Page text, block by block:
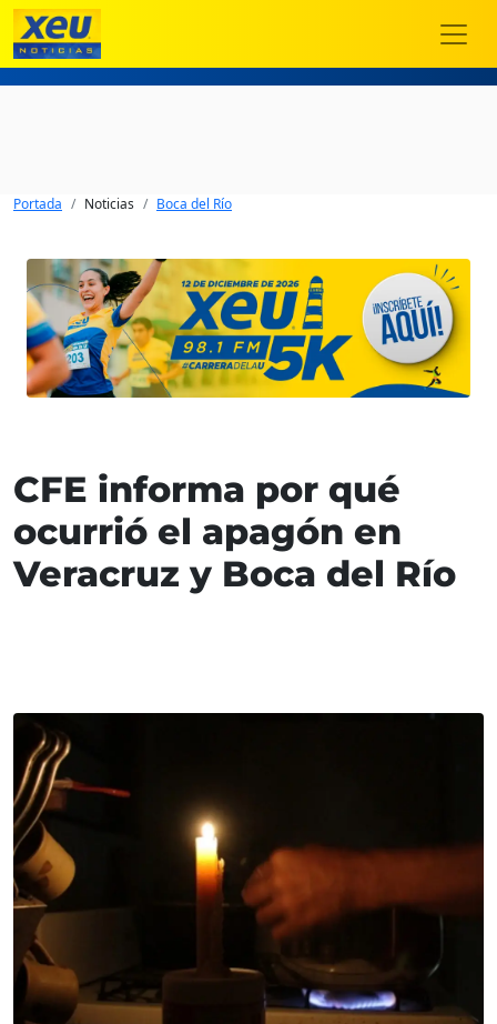
Portada Noticias Boca del Río
CFE informa por qué
ocurrió el apagón en
Veracruz y Boca del Río